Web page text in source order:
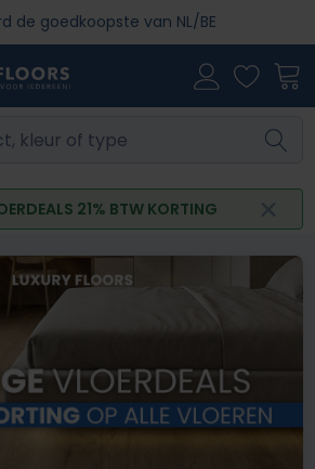
de goedkoopste van NL/BE
21% BTW KORTING